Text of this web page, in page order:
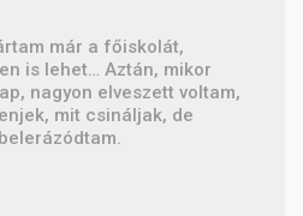
már a főiskolát,
is lehet… Aztán, mikor
nagyon elveszett voltam,
mit csináljak, de